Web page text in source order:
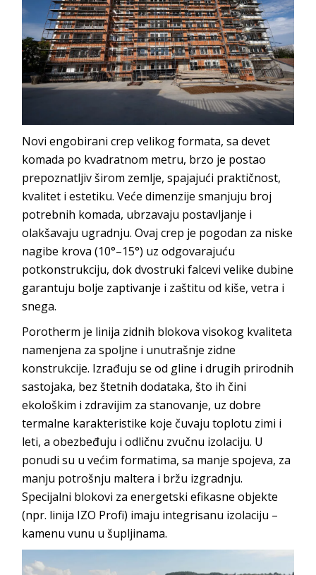
Novi engobirani crep velikog formata, sa devet
komada po kvadratnom metru, brzo je postao
prepoznatljiv širom zemlje, spajajući praktičnost,
kvalitet i estetiku. Veće dimenzije smanjuju broj
potrebnih komada, ubrzavaju postavljanje i
olakšavaju ugradnju. Ovaj crep je pogodan za niske
nagibe krova (10°–15°) uz odgovarajuću
potkonstrukciju, dok dvostruki falcevi velike dubine
garantuju bolje zaptivanje i zaštitu od kiše, vetra i
snega.
Porotherm je linija zidnih blokova visokog kvaliteta
namenjena za spoljne i unutrašnje zidne
konstrukcije. Izrađuju se od gline i drugih prirodnih
sastojaka, bez štetnih dodataka, što ih čini
ekološkim i zdravijim za stanovanje, uz dobre
termalne karakteristike koje čuvaju toplotu zimi i
leti, a obezbeđuju i odličnu zvučnu izolaciju. U
ponudi su u većim formatima, sa manje spojeva, za
manju potrošnju maltera i bržu izgradnju.
Specijalni blokovi za energetski efikasne objekte
(npr. linija IZO Profi) imaju integrisanu izolaciju –
kamenu vunu u šupljinama.